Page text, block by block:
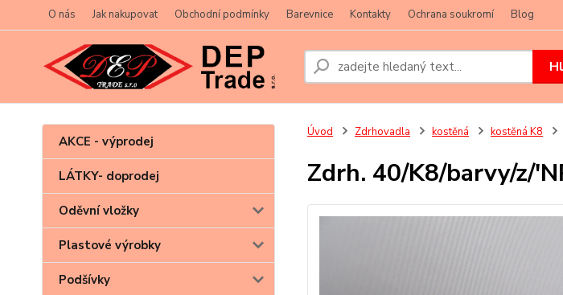
O nás Jak nakupovat Obchodní podmínky Barevnice Kontakty Ochrana soukromí Blog
AKCE - výprodej
LÁTKY- doprodej
Oděvní vložky
Plastové výrobky
Podšívky
Úvod Zdrhovadla kostěná kostěná K8
Zdrh. 40/K8/barvy/z/